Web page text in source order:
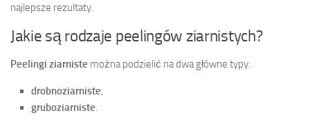
najlepsze rezultaty.
Jakie są rodzaje peelingów ziarnistych?
Peelingi ziarniste można podzielić na dwa główne typy:
drobnoziarniste,
gruboziarniste.